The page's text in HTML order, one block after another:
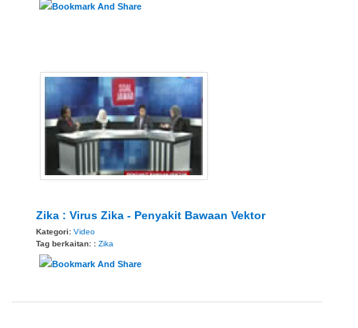
Zika : Virus Zika - Penyakit Bawaan Vektor
Kategori: Video
Tag berkaitan: : Zika